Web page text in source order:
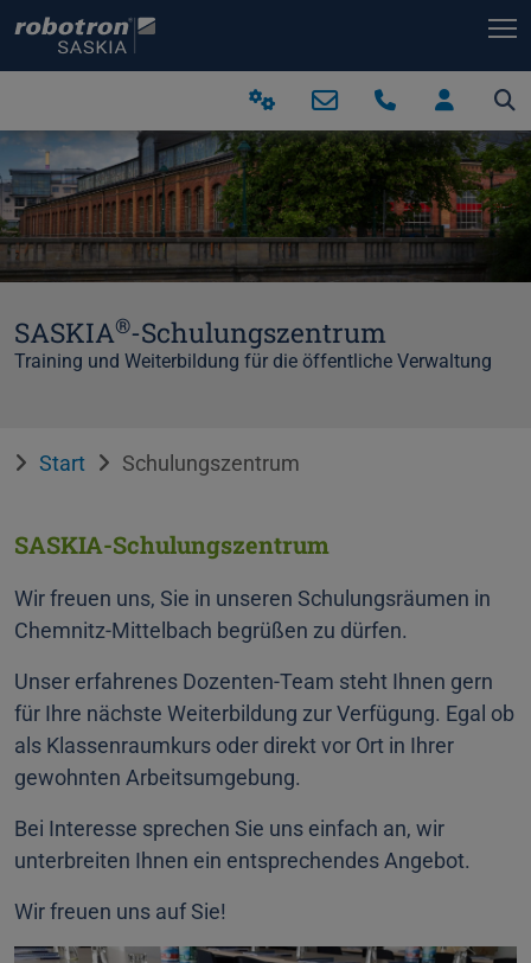
SASKIA®-Schulungszentrum
Training und Weiterbildung für die öffentliche Verwaltung
Start Schulungszentrum
SASKIA-Schulungszentrum
Wir freuen uns, Sie in unseren Schulungsräumen in
Chemnitz-Mittelbach begrüßen zu dürfen.
Unser erfahrenes Dozenten-Team steht Ihnen gern
für Ihre nächste Weiterbildung zur Verfügung. Egal ob
als Klassenraumkurs oder direkt vor Ort in Ihrer
gewohnten Arbeitsumgebung.
Bei Interesse sprechen Sie uns einfach an, wir
unterbreiten Ihnen ein entsprechendes Angebot.
Wir freuen uns auf Sie!